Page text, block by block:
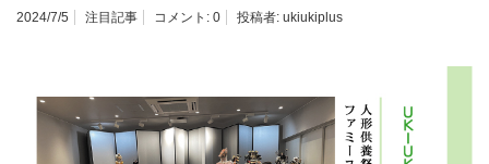
2024/7/5 注目記事 コメント: 0 投稿者: ukiukiplus